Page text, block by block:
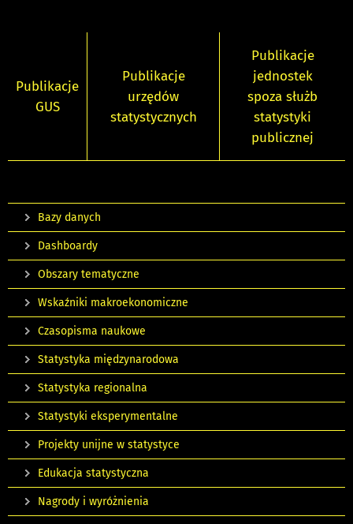
Publikacje
GUS
Publikacje
urzędów
statystycznych
Publikacje
jednostek
spoza służb
statystyki
publicznej
Bazy danych
Dashboardy
Obszary tematyczne
Wskaźniki makroekonomiczne
Czasopisma naukowe
Statystyka międzynarodowa
Statystyka regionalna
Statystyki eksperymentalne
Projekty unijne w statystyce
Edukacja statystyczna
Nagrody i wyróżnienia